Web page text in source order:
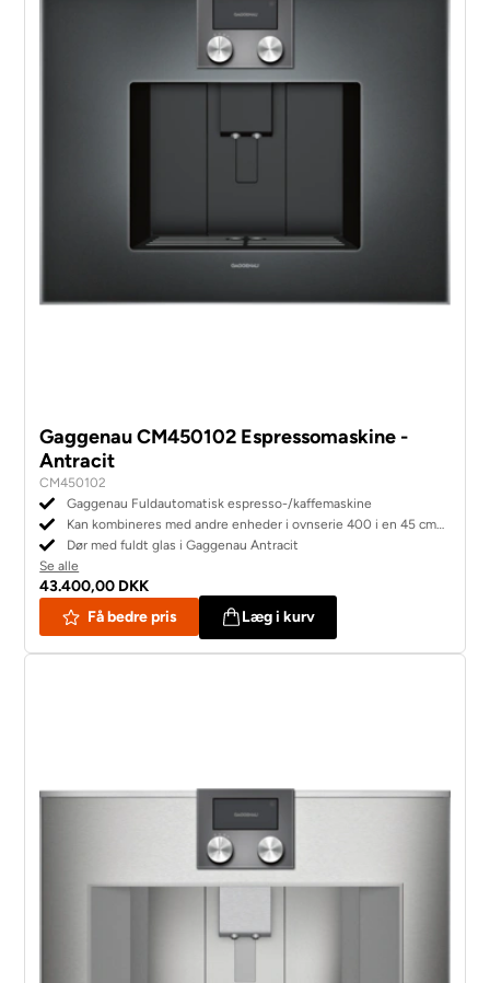
Gaggenau CM450102 Espressomaskine -
Antracit
CM450102
Gaggenau Fuldautomatisk espresso-/kaffemaskine
Kan kombineres med andre enheder i ovnserie 400 i en 45 cm
niche
Dør med fuldt glas i Gaggenau Antracit
Se alle
43.400,00 DKK
Få bedre pris
Læg i kurv